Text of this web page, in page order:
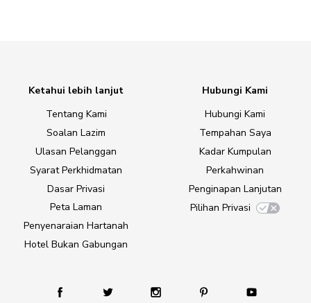
Ketahui lebih lanjut
Tentang Kami
Soalan Lazim
Ulasan Pelanggan
Syarat Perkhidmatan
Dasar Privasi
Peta Laman
Penyenaraian Hartanah
Hotel Bukan Gabungan
Hubungi Kami
Hubungi Kami
Tempahan Saya
Kadar Kumpulan
Perkahwinan
Penginapan Lanjutan
Pilihan Privasi